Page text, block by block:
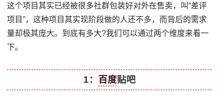
这个项目其实已经被很多社群包装好对外在售卖，叫“差评
项目”，这种项目其实现阶段做的人还不多，而背后的需求
量却极其庞大。到底有多大?我们可以通过两个维度来看一
下。
1： 百度贴吧